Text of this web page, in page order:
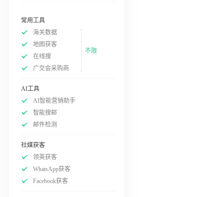
常用工具
海关数据
地图获客
在线搜
广交会采购商
不限
AI工具
AI智能营销助手
智能搜邮
邮件检测
社媒获客
领英获客
WhatsApp获客
Facebook获客